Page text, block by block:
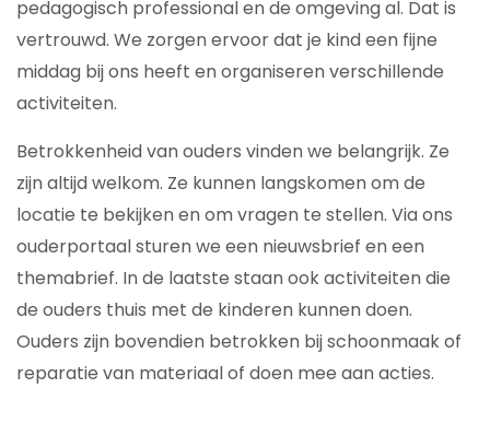
pedagogisch professional en de omgeving al. Dat is
vertrouwd. We zorgen ervoor dat je kind een fijne
middag bij ons heeft en organiseren verschillende
activiteiten.
Betrokkenheid van ouders vinden we belangrijk. Ze
zijn altijd welkom. Ze kunnen langskomen om de
locatie te bekijken en om vragen te stellen. Via ons
ouderportaal sturen we een nieuwsbrief en een
themabrief. In de laatste staan ook activiteiten die
de ouders thuis met de kinderen kunnen doen.
Ouders zijn bovendien betrokken bij schoonmaak of
reparatie van materiaal of doen mee aan acties.